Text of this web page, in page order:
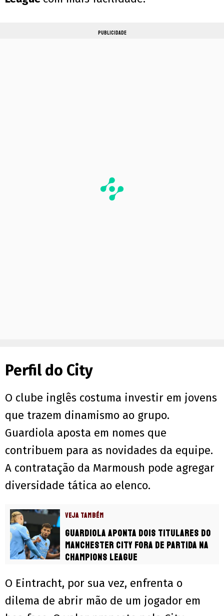
PUBLICIDADE
Perfil do City
O clube inglês costuma investir em jovens
que trazem dinamismo ao grupo.
Guardiola aposta em nomes que
contribuem para as novidades da equipe.
A contratação da Marmoush pode agregar
diversidade tática ao elenco.
VEJA TAMBÉM
Guardiola aponta dois titulares do
Manchester City fora de partida na
Champions League
O Eintracht, por sua vez, enfrenta o
dilema de abrir mão de um jogador em